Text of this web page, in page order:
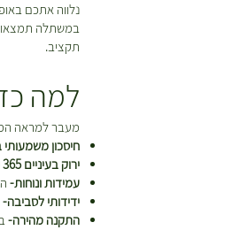
נלווה אתכם
במשתלה תמצאו
תקציב.
למה
מעבר למראה
חיסכון
ירוק בעיניים 365 ימים בשנה-
עמידות ונוחות-
ידידותי לסביבה-
התקנה מהירה-